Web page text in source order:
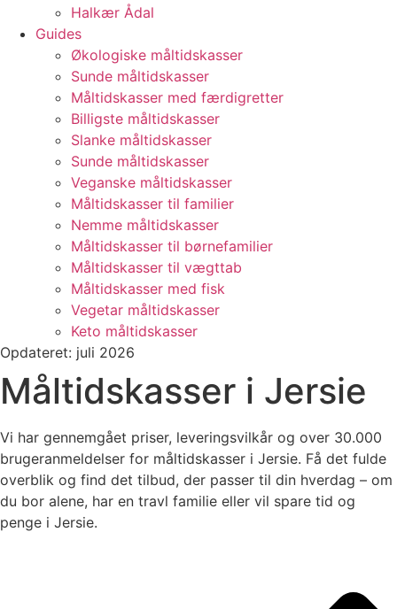
Halkær Ådal
Guides
Økologiske måltidskasser
Sunde måltidskasser
Måltidskasser med færdigretter
Billigste måltidskasser
Slanke måltidskasser
Sunde måltidskasser
Veganske måltidskasser
Måltidskasser til familier
Nemme måltidskasser
Måltidskasser til børnefamilier
Måltidskasser til vægttab
Måltidskasser med fisk
Vegetar måltidskasser
Keto måltidskasser
Opdateret: juli 2026
Måltidskasser i Jersie
Vi har gennemgået priser, leveringsvilkår og over 30.000
brugeranmeldelser for måltidskasser i Jersie. Få det fulde
overblik og find det tilbud, der passer til din hverdag – om
du bor alene, har en travl familie eller vil spare tid og
penge i Jersie.